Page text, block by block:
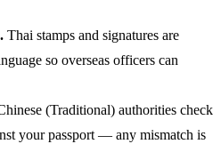
Thai stamps and signatures are
so overseas officers can
(Traditional) authorities check
your passport — any mismatch is